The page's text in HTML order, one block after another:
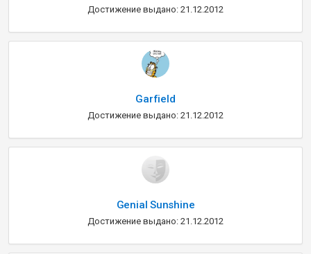
Достижение выдано: 21.12.2012
Garfield
Достижение выдано: 21.12.2012
Genial Sunshine
Достижение выдано: 21.12.2012